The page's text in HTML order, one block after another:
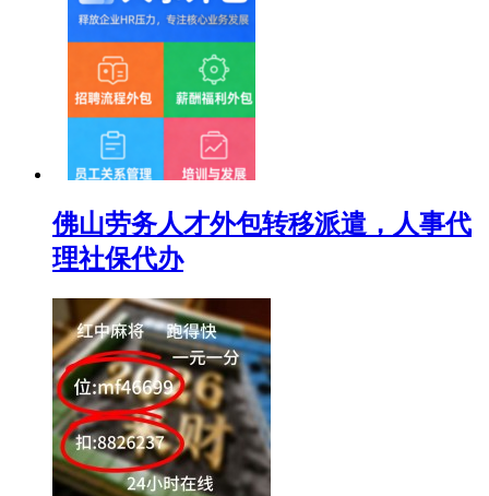
佛山劳务人才外包转移派遣，人事代
理社保代办